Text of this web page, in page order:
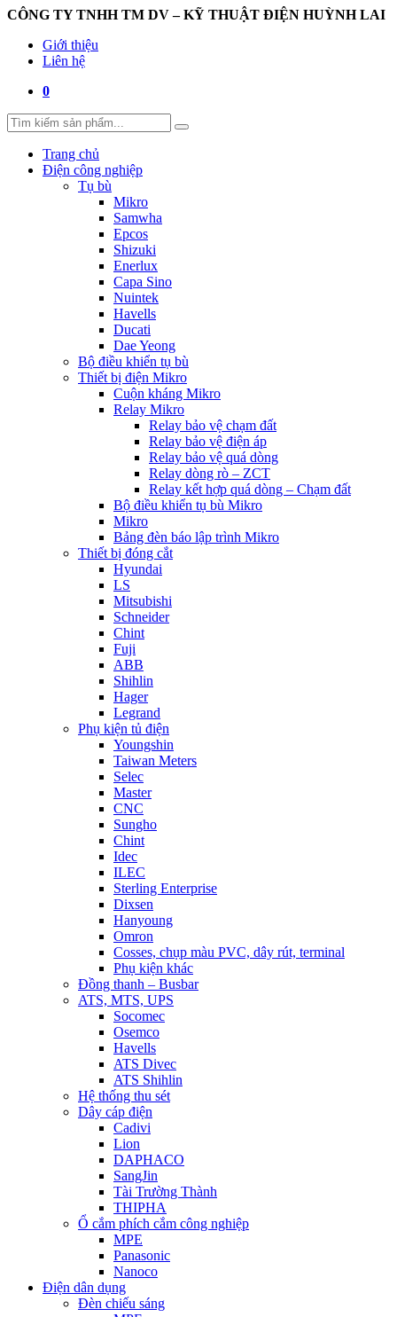
CÔNG TY TNHH TM DV – KỸ THUẬT ĐIỆN HUỲNH LAI
Giới thiệu
Liên hệ
0
Trang chủ
Điện công nghiệp
Tụ bù
Mikro
Samwha
Epcos
Shizuki
Enerlux
Capa Sino
Nuintek
Havells
Ducati
Dae Yeong
Bộ điều khiển tụ bù
Thiết bị điện Mikro
Cuộn kháng Mikro
Relay Mikro
Relay bảo vệ chạm đất
Relay bảo vệ điện áp
Relay bảo vệ quá dòng
Relay dòng rò – ZCT
Relay kết hợp quá dòng – Chạm đất
Bộ điều khiển tụ bù Mikro
Mikro
Bảng đèn báo lập trình Mikro
Thiết bị đóng cắt
Hyundai
LS
Mitsubishi
Schneider
Chint
Fuji
ABB
Shihlin
Hager
Legrand
Phụ kiện tủ điện
Youngshin
Taiwan Meters
Selec
Master
CNC
Sungho
Chint
Idec
ILEC
Sterling Enterprise
Dixsen
Hanyoung
Omron
Cosses, chụp màu PVC, dây rút, terminal
Phụ kiện khác
Đồng thanh – Busbar
ATS, MTS, UPS
Socomec
Osemco
Havells
ATS Divec
ATS Shihlin
Hệ thống thu sét
Dây cáp điện
Cadivi
Lion
DAPHACO
SangJin
Tài Trường Thành
THIPHA
Ổ cắm phích cắm công nghiệp
MPE
Panasonic
Nanoco
Điện dân dụng
Đèn chiếu sáng